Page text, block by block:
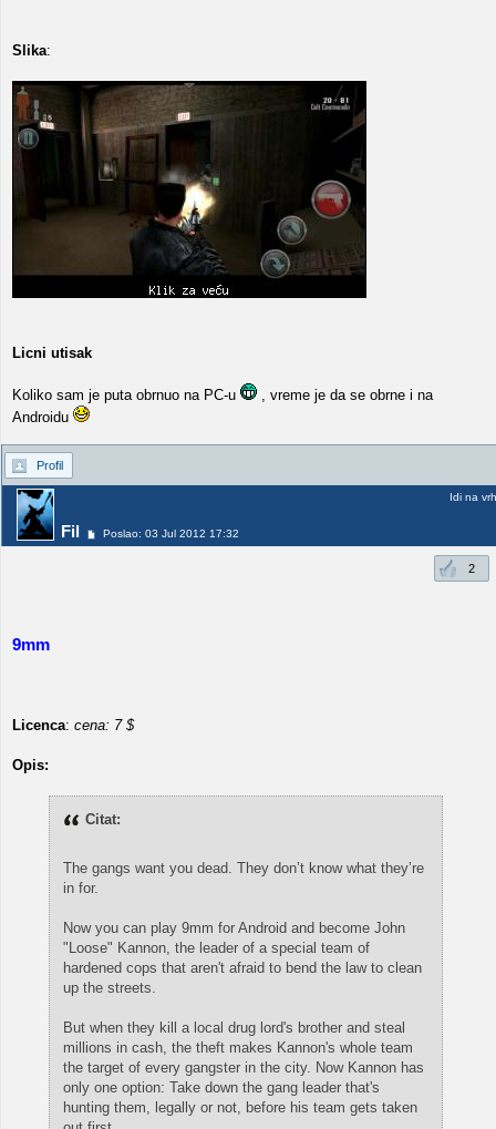
Slika:
Licni utisak
Koliko sam je puta obrnuo na PC-u
, vreme je da se obrne i na
Androidu
Profil
Fil Poslao: 03 Jul 2012 17:32
Idi na vrh
2
9mm
Licenca: cena: 7 $
Opis:
Citat:
The gangs want you dead. They don’t know what they’re
in for.
Now you can play 9mm for Android and become John
"Loose" Kannon, the leader of a special team of
hardened cops that aren't afraid to bend the law to clean
up the streets.
But when they kill a local drug lord's brother and steal
millions in cash, the theft makes Kannon's whole team
the target of every gangster in the city. Now Kannon has
only one option: Take down the gang leader that's
hunting them, legally or not, before his team gets taken